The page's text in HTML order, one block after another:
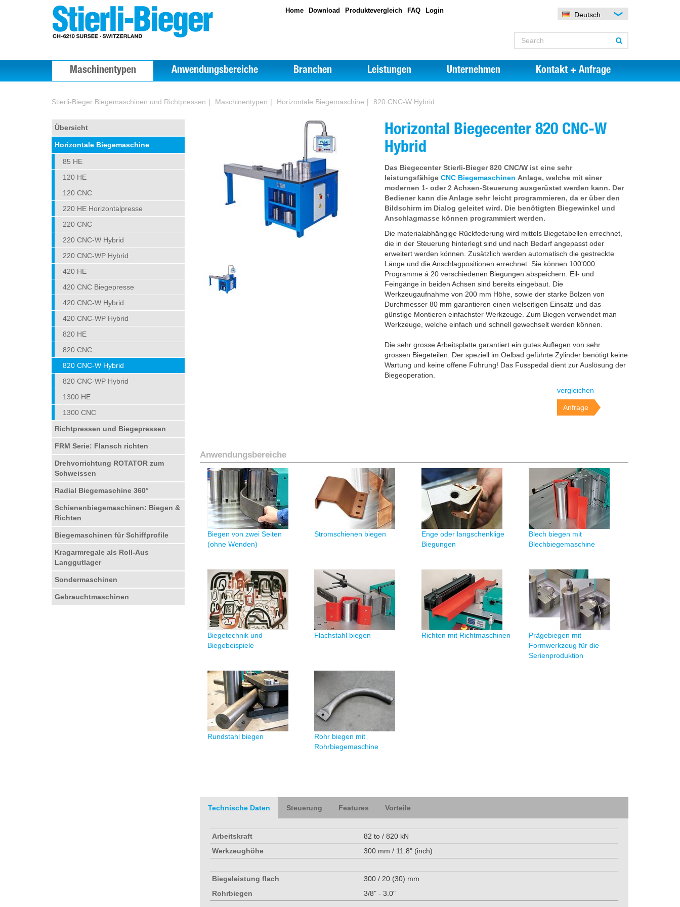
Home Download Produktevergleich FAQ Login
Deutsch
Maschinentypen Anwendungsbereiche Branchen Leistungen Unternehmen Kontakt + Anfrage
Stierli-Bieger Biegemaschinen und Richtpressen Maschinentypen Horizontale Biegemaschine 820 CNC-W Hybrid
Übersicht
Horizontale Biegemaschine
85 HE
120 HE
120 CNC
220 HE Horizontalpresse
220 CNC
220 CNC-W Hybrid
220 CNC-WP Hybrid
420 HE
420 CNC Biegepresse
420 CNC-W Hybrid
420 CNC-WP Hybrid
820 HE
820 CNC
820 CNC-W Hybrid
820 CNC-WP Hybrid
1300 HE
1300 CNC
Richtpressen und Biegepressen
FRM Serie: Flansch richten
Drehvorrichtung ROTATOR zum
Schweissen
Radial Biegemaschine 360°
Schienenbiegemaschinen: Biegen &
Richten
Biegemaschinen für Schiffprofile
Kragarmregale als Roll-Aus
Langgutlager
Sondermaschinen
Gebrauchtmaschinen
Horizontal Biegecenter 820 CNC-W
Hybrid
Das Biegecenter Stierli-Bieger 820 CNC/W ist eine sehr
leistungsfähigeCNC Biegemaschinen Anlage, welche mit einer
modernen 1- oder 2 Achsen-Steuerung ausgerüstet werden kann. Der
Bediener kann die Anlage sehr leicht programmieren, da er über den
Bildschirm im Dialog geleitet wird. Die benötigten Biegewinkel und
Anschlagmasse können programmiert werden.
Die materialabhängige Rückfederung wird mittels Biegetabellen errechnet,
die in der Steuerung hinterlegt sind und nach Bedarf angepasst oder
erweitert werden können. Zusätzlich werden automatisch die gestreckte
Länge und die Anschlagpositionen errechnet. Sie können 100'000
Programme á 20 verschiedenen Biegungen abspeichern. Eil- und
Feingänge in beiden Achsen sind bereits eingebaut. Die
Werkzeugaufnahme von 200 mm Höhe, sowie der starke Bolzen von
Durchmesser 80 mm garantieren einen vielseitigen Einsatz und das
günstige Montieren einfachster Werkzeuge. Zum Biegen verwendet man
Werkzeuge, welche einfach und schnell gewechselt werden können.
Die sehr grosse Arbeitsplatte garantiert ein gutes Auflegen von sehr
grossen Biegeteilen. Der speziell im Oelbad geführte Zylinder benötigt keine
Wartung und keine offene Führung! Das Fusspedal dient zur Auslösung der
Biegeoperation.
vergleichen
Anfrage
Anwendungsbereiche
Biegen von zwei Seiten
(ohne Wenden)
Stromschienen biegen
Enge oder langschenklige
Biegungen
Blech biegen mit
Blechbiegemaschine
Biegetechnik und
Biegebeispiele
Flachstahl biegen Richten mit Richtmaschinen
Prägebiegen mit
Formwerkzeug für die
Serienproduktion
Rundstahl biegen
Rohr biegen mit
Rohrbiegemaschine
Technische Daten Steuerung Features Vorteile
Arbeitskraft
82 to / 820 kN
Werkzeughöhe
300 mm / 11.8" (inch)
Biegeleistung flach
300 / 20 (30) mm
Rohrbiegen
3/8" - 3.0"